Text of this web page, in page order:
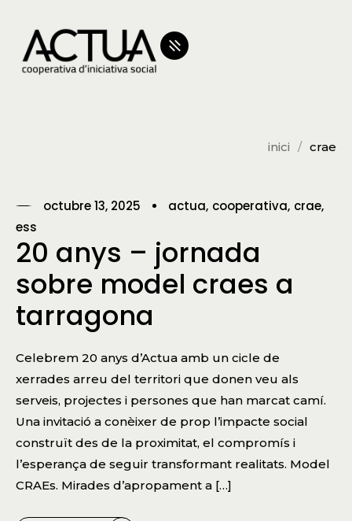
inici crae
octubre 13, 2025 actua cooperativa crae
ess
20 anys – jornada
sobre model craes a
tarragona
Celebrem 20 anys d’Actua amb un cicle de
xerrades arreu del territori que donen veu als
serveis, projectes i persones que han marcat camí.
Una invitació a conèixer de prop l’impacte social
construït des de la proximitat, el compromís i
l’esperança de seguir transformant realitats. Model
CRAEs. Mirades d’apropament a […]